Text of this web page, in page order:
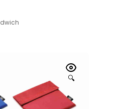
🔍